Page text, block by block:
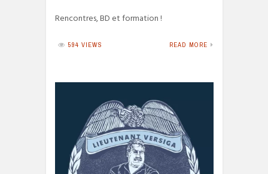
Rencontres, BD et formation !
594 VIEWS READ MORE